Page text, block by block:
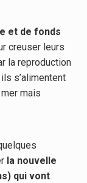
et de fonds
creuser leurs
la reproduction
s’alimentent
mais
la nouvelle
qui vont